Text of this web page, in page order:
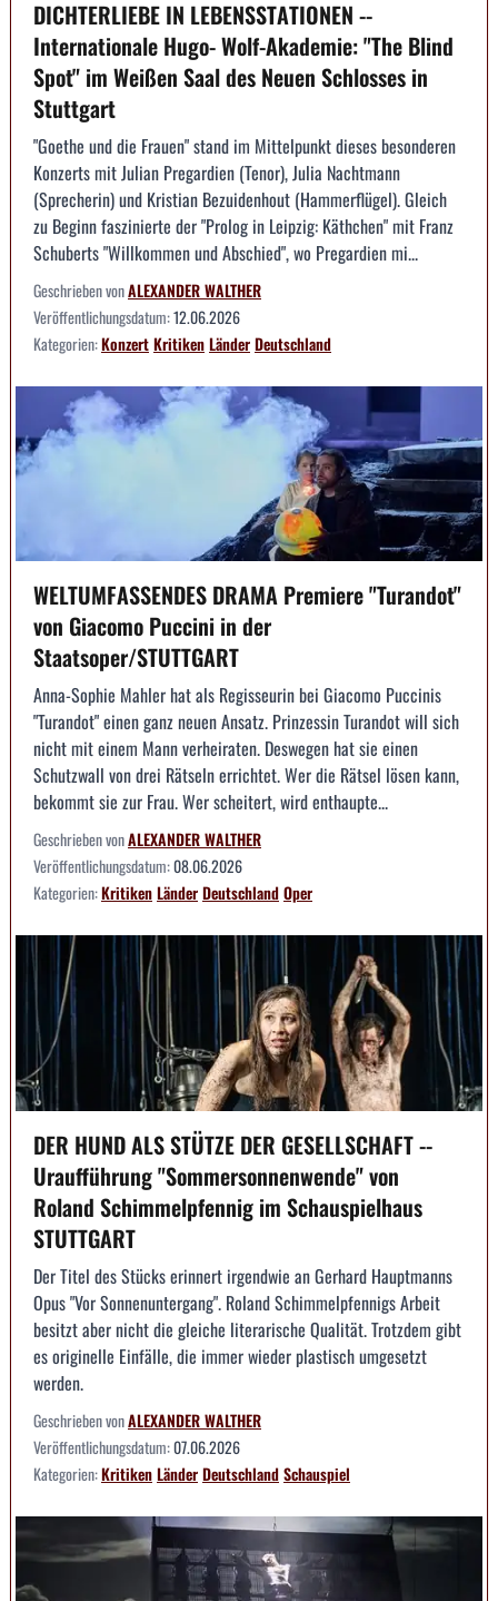
DICHTERLIEBE IN LEBENSSTATIONEN --
Internationale Hugo- Wolf-Akademie: "The Blind
Spot" im Weißen Saal des Neuen Schlosses in
Stuttgart
"Goethe und die Frauen" stand im Mittelpunkt dieses besonderen
Konzerts mit Julian Pregardien (Tenor), Julia Nachtmann
(Sprecherin) und Kristian Bezuidenhout (Hammerflügel). Gleich
zu Beginn faszinierte der "Prolog in Leipzig: Käthchen" mit Franz
Schuberts "Willkommen und Abschied", wo Pregardien mi...
Geschrieben vonALEXANDER WALTHER
Veröffentlichungsdatum:12.06.2026
Kategorien:KonzertKritikenLänderDeutschland
WELTUMFASSENDES DRAMA Premiere "Turandot"
von Giacomo Puccini in der
Staatsoper/STUTTGART
Anna-Sophie Mahler hat als Regisseurin bei Giacomo Puccinis
"Turandot" einen ganz neuen Ansatz. Prinzessin Turandot will sich
nicht mit einem Mann verheiraten. Deswegen hat sie einen
Schutzwall von drei Rätseln errichtet. Wer die Rätsel lösen kann,
bekommt sie zur Frau. Wer scheitert, wird enthaupte...
Geschrieben vonALEXANDER WALTHER
Veröffentlichungsdatum:08.06.2026
Kategorien:KritikenLänderDeutschlandOper
DER HUND ALS STÜTZE DER GESELLSCHAFT --
Uraufführung "Sommersonnenwende" von
Roland Schimmelpfennig im Schauspielhaus
STUTTGART
Der Titel des Stücks erinnert irgendwie an Gerhard Hauptmanns
Opus "Vor Sonnenuntergang". Roland Schimmelpfennigs Arbeit
besitzt aber nicht die gleiche literarische Qualität. Trotzdem gibt
es originelle Einfälle, die immer wieder plastisch umgesetzt
werden.
Geschrieben vonALEXANDER WALTHER
Veröffentlichungsdatum:07.06.2026
Kategorien:KritikenLänderDeutschlandSchauspiel